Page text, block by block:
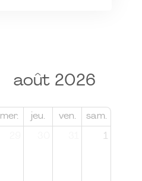
août 2026
mer. jeu. ven. sam.
1